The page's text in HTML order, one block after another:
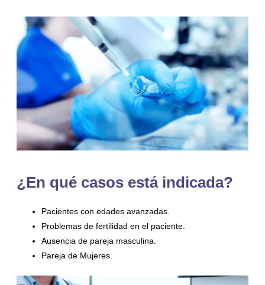
¿En qué casos está indicada?
Pacientes con edades avanzadas.
Problemas de fertilidad en el paciente.
Ausencia de pareja masculina.
Pareja de Mujeres.